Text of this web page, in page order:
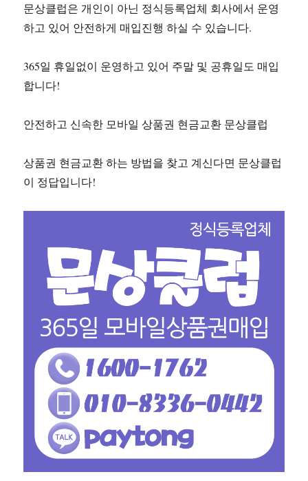
문상클럽은 개인이 아닌 정식등록업체 회사에서 운영
하고 있어 안전하게 매입진행 하실 수 있습니다.
365일 휴일없이 운영하고 있어 주말 및 공휴일도 매입
합니다!
안전하고 신속한 모바일 상품권 현금교환 문상클럽
상품권 현금교환 하는 방법을 찾고 계신다면 문상클럽
이 정답입니다!